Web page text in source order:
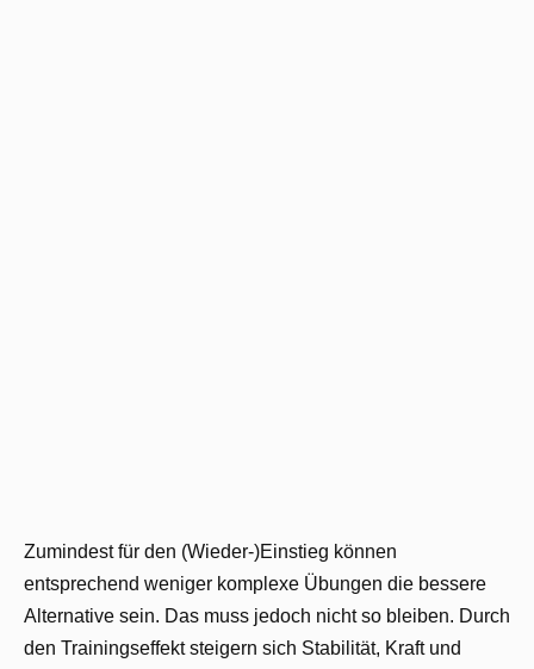
Zumindest für den (Wieder-)Einstieg können
entsprechend weniger komplexe Übungen die bessere
Alternative sein. Das muss jedoch nicht so bleiben. Durch
den Trainingseffekt steigern sich Stabilität, Kraft und